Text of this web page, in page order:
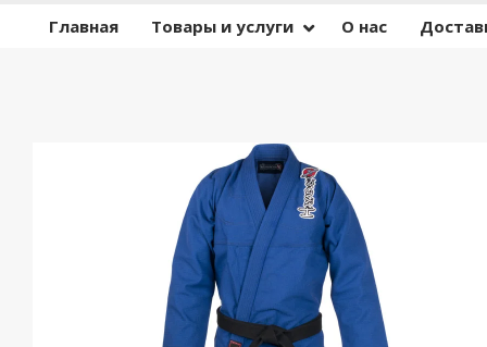
Главная Товары и услуги О нас